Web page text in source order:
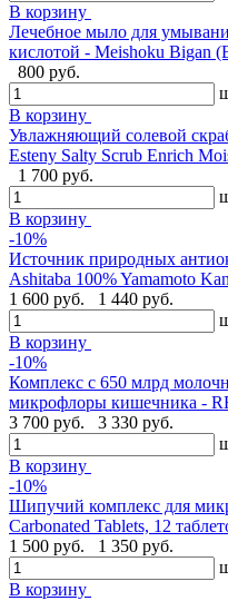
В корзину
Лечебное мыло для
кислотой - Meishoku Bigan
800 руб.
В корзину
Увлажняющий солевой
Esteny Salty Scrub Enrich
1 700 руб.
В корзину
-10%
Источник природных
Ashitaba 100% Yamamoto
1 600 руб.
1 440 руб.
В корзину
-10%
Комплекс с 650 млрд
микрофлоры кишечника -
3 700 руб.
3 330 руб.
В корзину
-10%
Шипучий комплекс для
Carbonated Tablets, 12
1 500 руб.
1 350 руб.
В корзину